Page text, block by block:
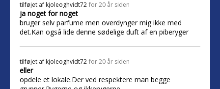
tilføjet af kjoleoghvidt72 for 20 år siden
ja noget for noget
bruger selv parfume men overdynger mig ikke med
det.Kan også lide denne sødelige duft af en piberyger
tilføjet af kjoleoghvidt72 for 20 år siden
eller
opdele et lokale.Der ved respektere man begge